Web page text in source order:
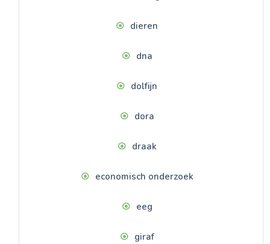
dieren
dna
dolfijn
dora
draak
economisch onderzoek
eeg
giraf